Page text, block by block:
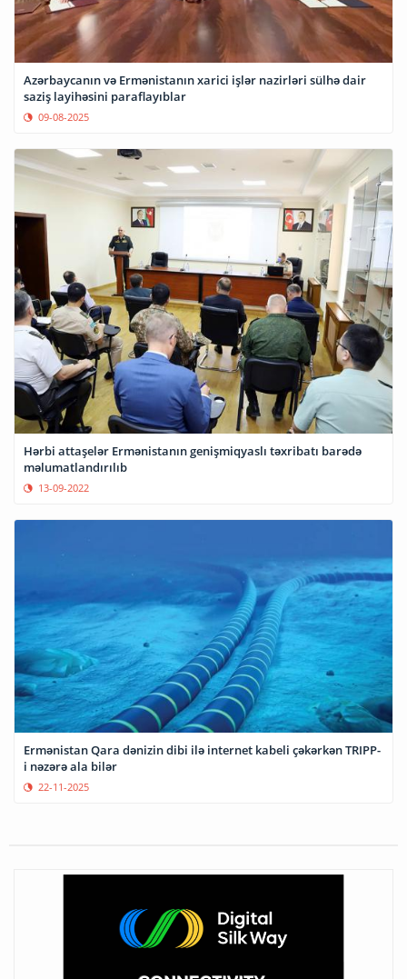
Azərbaycanın və Ermənistanın xarici işlər nazirləri sülhə dair
saziş layihəsini paraflayıblar
09-08-2025
Hərbi attaşelər Ermənistanın genişmiqyaslı təxribatı barədə
məlumatlandırılıb
13-09-2022
Ermənistan Qara dənizin dibi ilə internet kabeli çəkərkən TRIPP-
i nəzərə ala bilər
22-11-2025